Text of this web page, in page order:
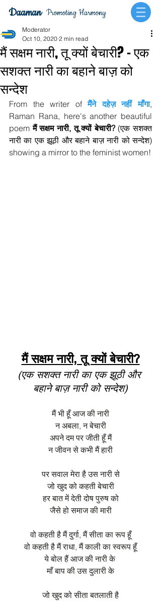
Promoting Harmony
Daaman
मैं सक्षम नारी, तू क्यों बेचारी? - एक
सशक्त नारी का बहाने बाज़ को
सन्देश
Moderator
Oct 10, 2020 2 min read
From the writer of मैंने दहेज़ नहीं माँगा,
Raman Rana, here's another beautiful
poem मैं सक्षम नारी, तू क्यों बेचारी? (एक सशक्त
नारी का एक झूठी और बहाने बाज़ नारी को सन्देश)
showing a mirror to the feminist women!
मैं सक्षम नारी, तू क्यों बेचारी?
(एक सशक्त नारी का एक झूठी और
बहाने बाज़ नारी को सन्देश)
मैं भी हूँ आज की नारी
न अबला, न बेचारी
अपने दम पर जीती हूँ मैं
न जीवन से कभी मैं हारी
पर सवाल मेरा है उस नारी से
जो खुद को कहती बेचारी
हर बात में देती दोष पुरुष को
जैसे हो समाज की मारी
वो कहती है मैं दुर्गा, मैं सीता का रूप हूँ
वो कहती है मैं राधा, मैं काली का स्वरूप हूँ
ये बोल हैं आज की नारी के
माँ बाप की उस दुलारी के
जो खुद को सीता बतलाती है